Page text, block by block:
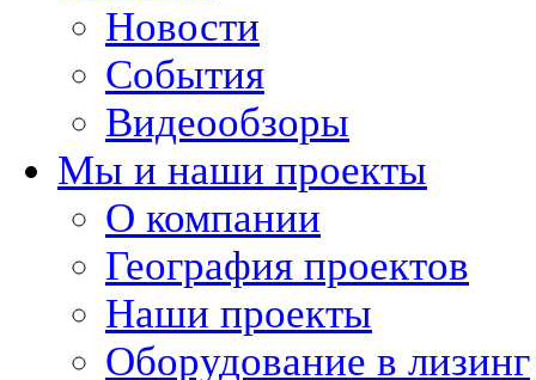
Новости
События
Видеообзоры
Мы и наши проекты
О компании
География проектов
Наши проекты
Оборудование в лизинг